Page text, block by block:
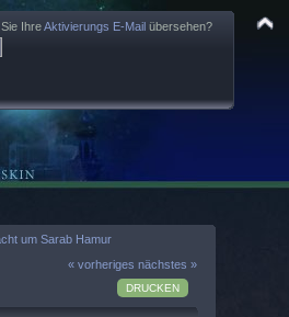
Sie IhreAktivierungs E-Mail übersehen?
um Sarab Hamur
« vorheriges nächstes »
DRUCKEN